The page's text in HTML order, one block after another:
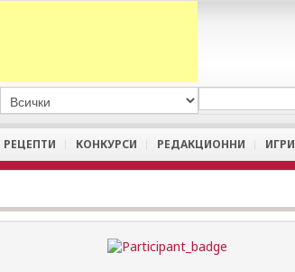
РЕЦЕПТИ КОНКУРСИ РЕДАКЦИОННИ ИГРИ